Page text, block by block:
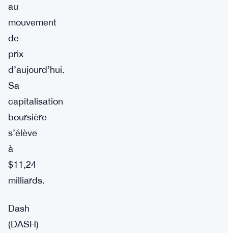
au
mouvement
de
prix
d’aujourd’hui.
Sa
capitalisation
boursière
s’élève
à
$11,24
milliards.
Dash
(DASH)